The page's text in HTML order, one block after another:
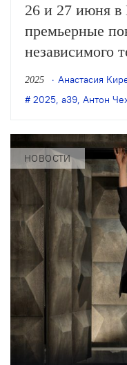
26 и 27 июня
премьерные
независимого
сон» в
хореографа
сад».
2025
Анастасия
2025, а39, Антон
НОВОСТИ